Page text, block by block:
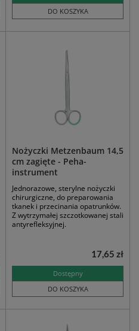
DO KOSZYKA
Nożyczki Metzenbaum 14,5
cm zagięte - Peha-
instrument
Jednorazowe, sterylne nożyczki
chirurgiczne, do preparowania
tkanek i przecinania opatrunków.
Z wytrzymałej szczotkowanej stali
antyrefleksyjnej.
Dostępny
DO KOSZYKA
17,65 zł